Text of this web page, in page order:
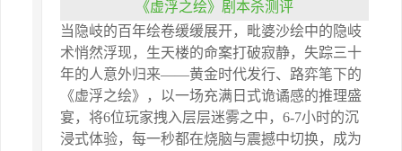
《虚浮之绘》剧本杀测评
当隐岐的百年绘卷缓缓展开，毗婆沙绘中的隐岐
术悄然浮现，生天楼的命案打破寂静，失踪三十
年的人意外归来——黄金时代发行、路弈笔下的
《虚浮之绘》，以一场充满日式诡谲感的推理盛
宴，将6位玩家拽入层层迷雾之中，6-7小时的沉
浸式体验，每一秒都在烧脑与震撼中切换，成为